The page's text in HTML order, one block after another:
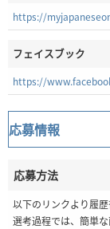
https://
フェイスブック
https://
応募情報
応募方法
以下のリンクより履
選考過程では、簡単